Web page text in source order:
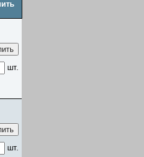
шт.
шт.